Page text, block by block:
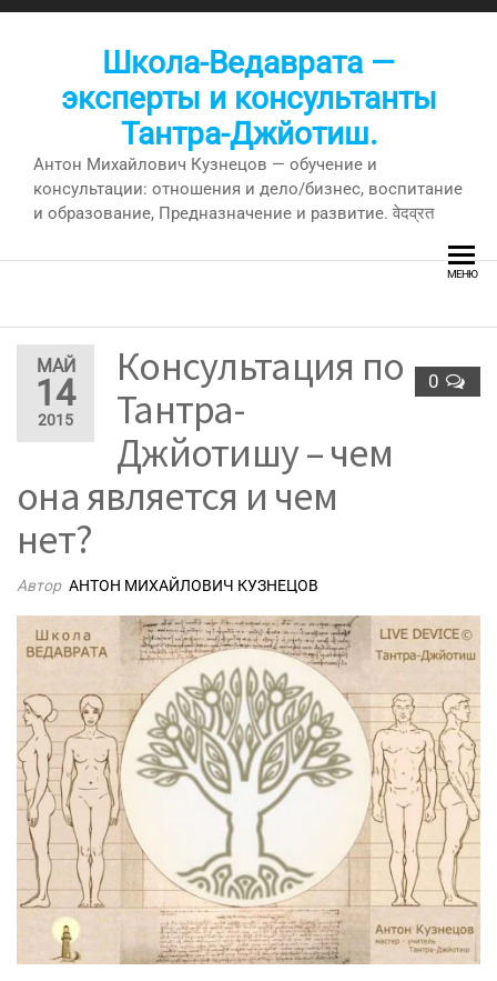
Перейти
Школа-Ведаврата —
эксперты и консультанты
Тантра-Джйотиш.
Антон Михайлович Кузнецов — обучение и
консультации: отношения и дело/бизнес, воспитание
и образование, Предназначение и развитие. वेदव्रत
МЕНЮ
МАЙ
14
2015
0
Консультация по
Тантра-
Джйотишу – чем
она является и чем
нет?
Автор АНТОН МИХАЙЛОВИЧ КУЗНЕЦОВ